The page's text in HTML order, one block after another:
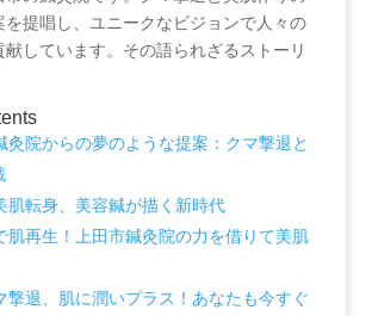
を提唱し、ユニークなビジョンで人々の
献しています。その語られざるストーリ
灸院からの夢のような提案：クマ撃退と
肌転身、美容鍼が描く新時代
肌再生！上田市鍼灸院の力を借りて美肌
撃退、肌に潤いプラス！あなたも今すぐ